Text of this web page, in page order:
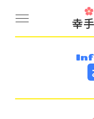
幸